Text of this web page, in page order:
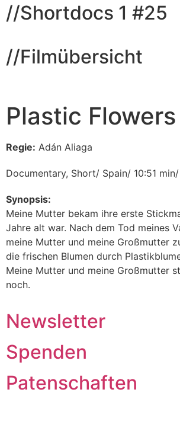
//Shortdocs 1 #25
//Filmübersicht
Plastic Flowers
Regie: Adán Aliaga
Documentary, Short/ Spain/ 10:51
Synopsis:
Meine Mutter bekam ihre erste
Jahre alt war. Nach dem Tod meines
meine Mutter und meine Großmutter
die frischen Blumen durch
Meine Mutter und meine Großmutter
noch.
Newsletter
Spenden
Patenschaften